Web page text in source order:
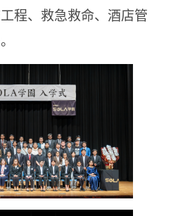
程、救急救命、酒店管